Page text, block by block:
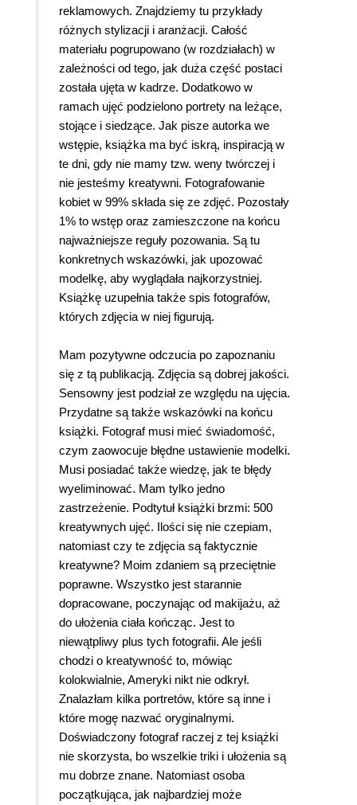
reklamowych. Znajdziemy tu przykłady
różnych stylizacji i aranżacji. Całość
materiału pogrupowano (w rozdziałach) w
zależności od tego, jak duża część postaci
została ujęta w kadrze. Dodatkowo w
ramach ujęć podzielono portrety na leżące,
stojące i siedzące. Jak pisze autorka we
wstępie, książka ma być iskrą, inspiracją w
te dni, gdy nie mamy tzw. weny twórczej i
nie jesteśmy kreatywni. Fotografowanie
kobiet w 99% składa się ze zdjęć. Pozostały
1% to wstęp oraz zamieszczone na końcu
najważniejsze reguły pozowania. Są tu
konkretnych wskazówki, jak upozować
modelkę, aby wyglądała najkorzystniej.
Książkę uzupełnia także spis fotografów,
których zdjęcia w niej figurują.
Mam pozytywne odczucia po zapoznaniu
się z tą publikacją. Zdjęcia są dobrej jakości.
Sensowny jest podział ze względu na ujęcia.
Przydatne są także wskazówki na końcu
książki. Fotograf musi mieć świadomość,
czym zaowocuje błędne ustawienie modelki.
Musi posiadać także wiedzę, jak te błędy
wyeliminować. Mam tylko jedno
zastrzeżenie. Podtytuł książki brzmi: 500
kreatywnych ujęć. Ilości się nie czepiam,
natomiast czy te zdjęcia są faktycznie
kreatywne? Moim zdaniem są przeciętnie
poprawne. Wszystko jest starannie
dopracowane, poczynając od makijażu, aż
do ułożenia ciała kończąc. Jest to
niewątpliwy plus tych fotografii. Ale jeśli
chodzi o kreatywność to, mówiąc
kolokwialnie, Ameryki nikt nie odkrył.
Znalazłam kilka portretów, które są inne i
które mogę nazwać oryginalnymi.
Doświadczony fotograf raczej z tej książki
nie skorzysta, bo wszelkie triki i ułożenia są
mu dobrze znane. Natomiast osoba
początkująca, jak najbardziej może